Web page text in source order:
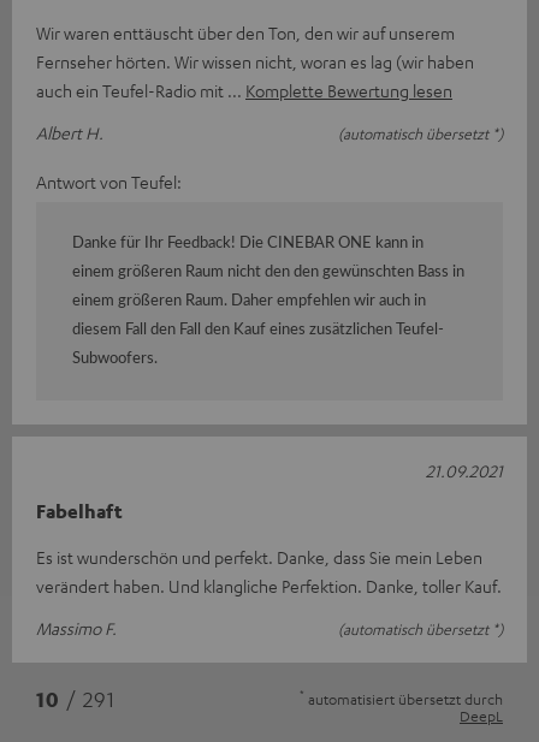
Wir waren enttäuscht über den Ton, den wir auf unserem
Fernseher hörten. Wir wissen nicht, woran es lag (wir haben
auch ein Teufel-Radio mit
Komplette Bewertung lesen
Albert H.
(automatisch übersetzt *)
Antwort von Teufel:
Danke für Ihr Feedback! Die CINEBAR ONE kann in
einem größeren Raum nicht den den gewünschten Bass in
einem größeren Raum. Daher empfehlen wir auch in
diesem Fall den Fall den Kauf eines zusätzlichen Teufel-
Subwoofers.
Fabelhaft
Es ist wunderschön und perfekt. Danke, dass Sie mein Leben
verändert haben. Und klangliche Perfektion. Danke, toller Kauf.
Massimo F.
(automatisch übersetzt *)
21.09.2021
10 / 291 * automatisiert übersetzt durch
DeepL